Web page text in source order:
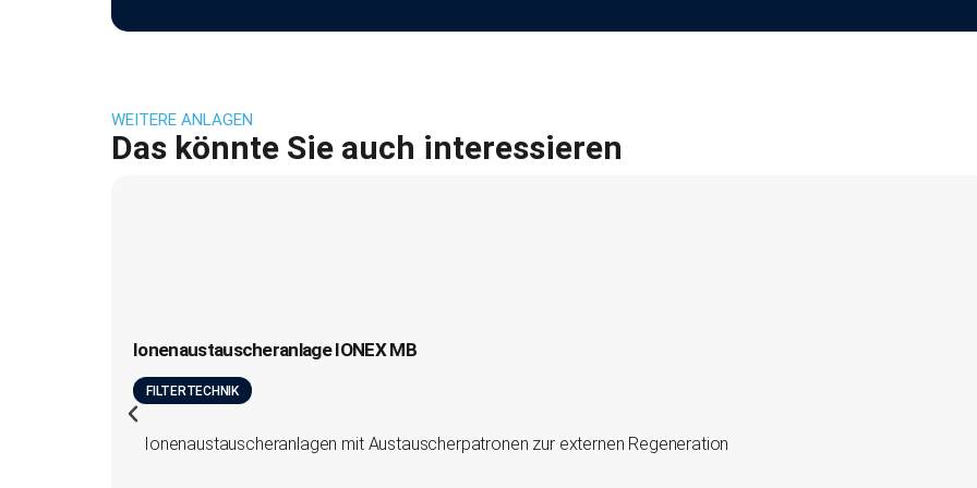
WEITERE ANLAGEN
Das könnte Sie auch interessieren
Ionenaustauscheranlage IONEX MB
FILTERTECHNIK
Ionenaustauscheranlagen mit Austauscherpatronen zur externen Regeneration